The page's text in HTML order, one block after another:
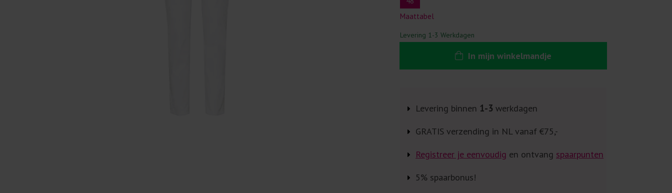
Maattabel
Levering 1-3 Werkdagen
In mijn winkelmandje
Levering binnen 1-3werkdagen
GRATIS verzending in NL vanaf €75,-
Registreer je eenvoudig en ontvang spaarpunten
5% spaarbonus!